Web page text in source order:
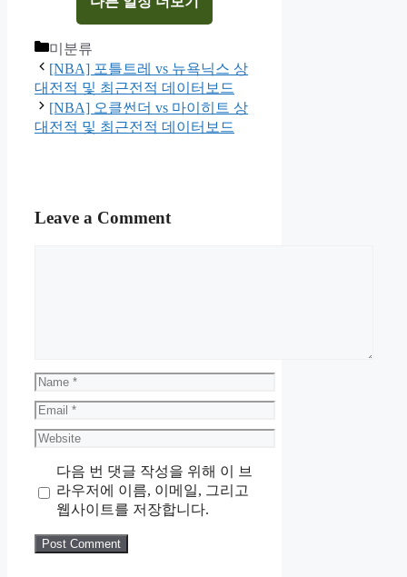
Categories
미분류
[NBA] 포틀트레 vs 뉴욕닉스 상
대전적 및 최근전적 데이터보드
[NBA] 오클썬더 vs 마이히트 상
대전적 및 최근전적 데이터보드
Leave a Comment
Name
Email
Website
다음 번 댓글 작성을 위해 이 브
라우저에 이름, 이메일, 그리고
웹사이트를 저장합니다.